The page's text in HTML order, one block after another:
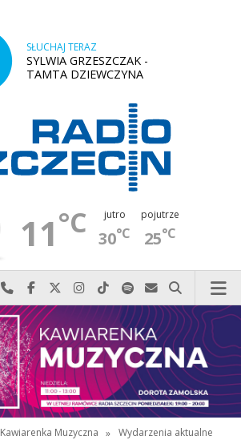
SŁUCHAJ TERAZ
SYLWIA GRZESZCZAK -
TAMTA DZIEWCZYNA
11°C jutro
30°C
pojutrze
25°C
Najlepiej po prostu do nas zadzwoń
Odwiedź nas na Facebook-u
Odwiedź nas na X
Odwiedź nas na Instagram-ie
Odwiedź nas na TikTok-u
Szukaj nas na Spotify
Wyślij do nas
Szukaj
Kawiarenka Muzyczna » Wydarzenia aktualne